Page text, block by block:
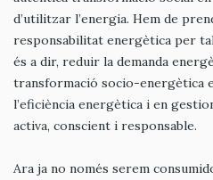
d’utilitzar l’energia. Hem de
responsabilitat energètica per
és a dir, reduir la demanda
transformació socio-energètica
l’eficiència energètica i en
activa, conscient i responsable.
Ara ja no només serem